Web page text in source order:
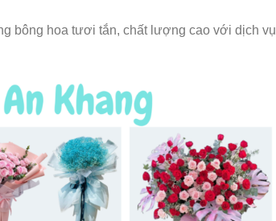
bông hoa tươi tắn, chất lượng cao với dịch vụ